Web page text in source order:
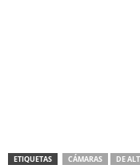
ETIQUETAS CÁMARAS DE